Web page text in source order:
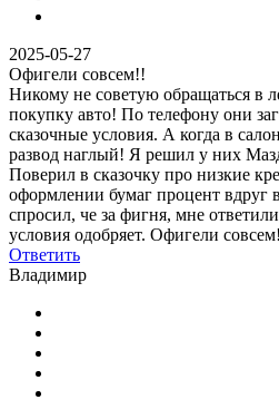
2025-05-27
Офигели совсем!!
Никому не советую обращаться в
покупку авто! По телефону они
сказочные условия. А когда в
развод наглый! Я решил у них
Поверил в сказочку про низкие
оформлении бумаг процент вдруг
спросил, че за фигня, мне
условия одобряет. Офигели
Ответить
Владимир